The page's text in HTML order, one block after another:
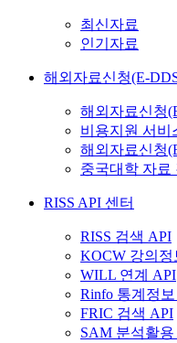
최신자료
인기자료
해외자료신청(E-
해외자료신청
비용지원 서비
해외자료신청
중국대학 자료
RISS API 센터
RISS 검색 API
KOCW 강의정
WILL 연계 API
Rinfo 통계정
FRIC 검색 API
SAM 분석활